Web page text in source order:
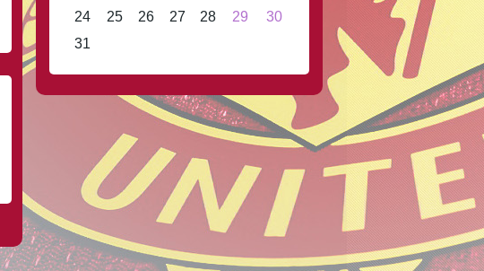
24
25 26 27 28 29
30
31